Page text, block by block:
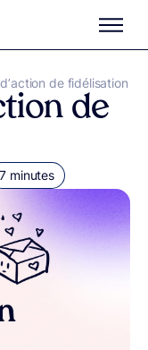
de fidélisation
de
7 minutes